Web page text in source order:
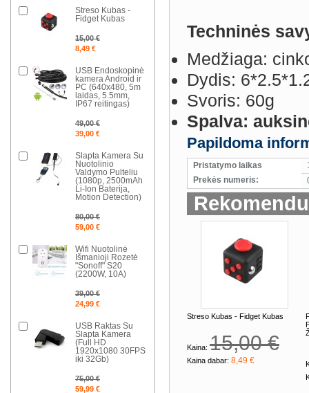
Techninės
Medžiaga:
Dydis:
Svoris: 60g
Spalva:
Papildoma
Pristatymo laikas
Prekės numeris:
Streso Kubas - Fidget Kubas
Kaina: 15,00 €
Kaina dabar: 8,49 €
Streso Kubas -
Fidget Kubas
15,00 €
8,49 €
USB Endoskopinė
kamera Android ir
PC (640x480, 5m
laidas, 5.5mm,
IP67 reitingas)
49,00 €
39,00 €
Slapta Kamera Su
Nuotolinio
Valdymo Pulteliu
(1080p, 2500mAh
Li-Ion Baterija,
Motion Detection)
80,00 €
59,00 €
Wifi Nuotolinė
Išmanioji Rozetė
"Sonoff" S20
(2200W, 10A)
39,00 €
24,99 €
USB Raktas Su
Slapta Kamera
(Full HD
1920x1080 30FPS
iki 32Gb)
75,00 €
59,99 €